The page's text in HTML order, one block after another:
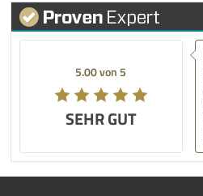
5.00 von 5
SEHR GUT